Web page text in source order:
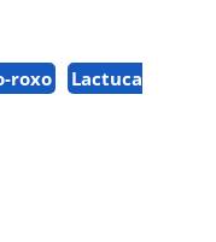
roxo
Lactuca